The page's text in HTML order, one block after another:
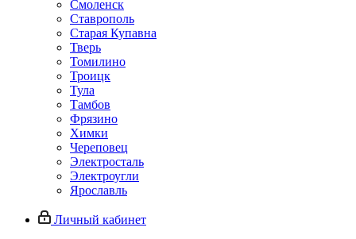
Смоленск
Ставрополь
Старая Купавна
Тверь
Томилино
Троицк
Тула
Тамбов
Фрязино
Химки
Череповец
Электросталь
Электроугли
Ярославль
Личный кабинет